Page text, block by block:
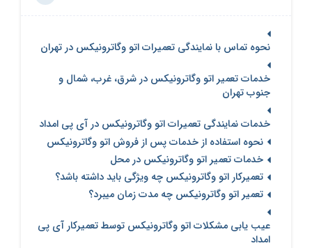
نحوه تماس با نمایندگی تعمیرات اتو وگاترونیکس در تهران
خدمات تعمیر اتو وگاترونیکس در شرق، غرب، شمال و
جنوب تهران
خدمات نمایندگی تعمیرات اتو وگاترونیکس در آی پی امداد
نحوه استفاده از خدمات پس از فروش اتو وگاترونیکس
خدمات تعمیر اتو وگاترونیکس در محل
تعمیرکار اتو وگاترونیکس چه ویژگی باید داشته باشد؟
تعمیر اتو وگاترونیکس چه مدت زمان میبرد؟
عیب یابی مشکلات اتو وگاترونیکس توسط تعمیرکار آی پی
امداد